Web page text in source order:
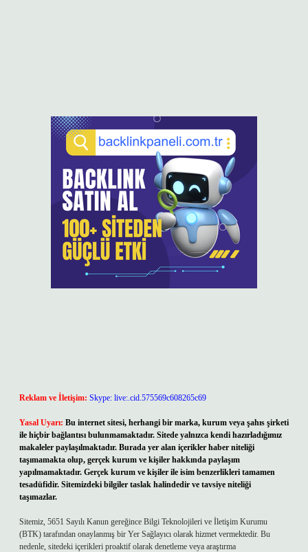
Reklam ve İletişim: Skype: live:.cid.575569c608265c69
Yasal Uyarı: Bu internet sitesi, herhangi bir marka, kurum veya şahıs şirketi
ile hiçbir bağlantısı bulunmamaktadır. Sitede yalnızca kendi hazırladığımız
makaleler paylaşılmaktadır. Burada yer alan içerikler haber niteliği
taşımamakta olup, gerçek kurum ve kişiler hakkında paylaşım
yapılmamaktadır. Gerçek kurum ve kişiler ile isim benzerlikleri tamamen
tesadüfidir. Sitemizdeki bilgiler taslak halindedir ve tavsiye niteliği
taşımazlar.
Sitemiz, 5651 Sayılı Kanun gereğince Bilgi Teknolojileri ve İletişim Kurumu
(BTK) tarafından onaylanmış bir Yer Sağlayıcı olarak hizmet vermektedir. Bu
nedenle, sitedeki içerikleri proaktif olarak denetleme veya araştırma